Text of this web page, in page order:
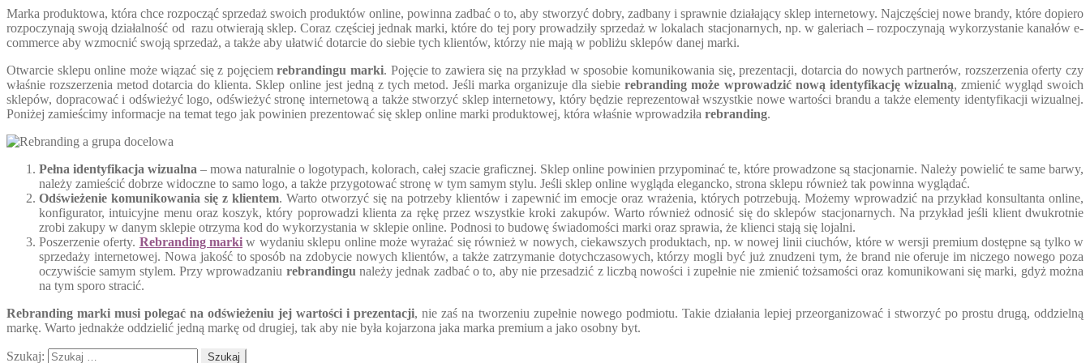
Marka produktowa, która chce rozpocząć sprzedaż swoich produktów online, powinna zadbać o to, aby stworzyć dobry, zadbany i sprawnie działający sklep internetowy. Najczęściej nowe brandy, które dopiero
rozpoczynają swoją działalność od razu otwierają sklep. Coraz częściej jednak marki, które do tej pory prowadziły sprzedaż w lokalach stacjonarnych, np. w galeriach – rozpoczynają wykorzystanie kanałów e-
commerce aby wzmocnić swoją sprzedaż, a także aby ułatwić dotarcie do siebie tych klientów, którzy nie mają w pobliżu sklepów danej marki.
Otwarcie sklepu online może wiązać się z pojęciemrebrandingu marki. Pojęcie to zawiera się na przykład w sposobie komunikowania się, prezentacji, dotarcia do nowych partnerów, rozszerzenia oferty czy
właśnie rozszerzenia metod dotarcia do klienta. Sklep online jest jedną z tych metod. Jeśli marka organizuje dla siebierebranding może wprowadzić nową identyfikację wizualną, zmienić wygląd swoich
sklepów, dopracować i odświeżyć logo, odświeżyć stronę internetową a także stworzyć sklep internetowy, który będzie reprezentował wszystkie nowe wartości brandu a także elementy identyfikacji wizualnej.
Poniżej zamieścimy informacje na temat tego jak powinien prezentować się sklep online marki produktowej, która właśnie wprowadziła rebranding.
Pełna identyfikacja wizualna – mowa naturalnie o logotypach, kolorach, całej szacie graficznej. Sklep online powinien przypominać te, które prowadzone są stacjonarnie. Należy powielić te same barwy,
należy zamieścić dobrze widoczne to samo logo, a także przygotować stronę w tym samym stylu. Jeśli sklep online wygląda elegancko, strona sklepu również tak powinna wyglądać.
Odświeżenie komunikowania się z klientem. Warto otworzyć się na potrzeby klientów i zapewnić im emocje oraz wrażenia, których potrzebują. Możemy wprowadzić na przykład konsultanta online,
konfigurator, intuicyjne menu oraz koszyk, który poprowadzi klienta za rękę przez wszystkie kroki zakupów. Warto również odnosić się do sklepów stacjonarnych. Na przykład jeśli klient dwukrotnie
zrobi zakupy w danym sklepie otrzyma kod do wykorzystania w sklepie online. Podnosi to budowę świadomości marki oraz sprawia, że klienci stają się lojalni.
Poszerzenie oferty. Rebranding marki w wydaniu sklepu online może wyrażać się również w nowych, ciekawszych produktach, np. w nowej linii ciuchów, które w wersji premium dostępne są tylko w
sprzedaży internetowej. Nowa jakość to sposób na zdobycie nowych klientów, a także zatrzymanie dotychczasowych, którzy mogli być już znudzeni tym, że brand nie oferuje im niczego nowego poza
oczywiście samym stylem. Przy wprowadzaniu rebrandingu należy jednak zadbać o to, aby nie przesadzić z liczbą nowości i zupełnie nie zmienić tożsamości oraz komunikowani się marki, gdyż można
na tym sporo stracić.
Rebranding marki musi polegać na odświeżeniu jej wartości i prezentacji, nie zaś na tworzeniu zupełnie nowego podmiotu. Takie działania lepiej przeorganizować i stworzyć po prostu drugą, oddzielną
markę. Warto jednakże oddzielić jedną markę od drugiej, tak aby nie była kojarzona jaka marka premium a jako osobny byt.
Szukaj: